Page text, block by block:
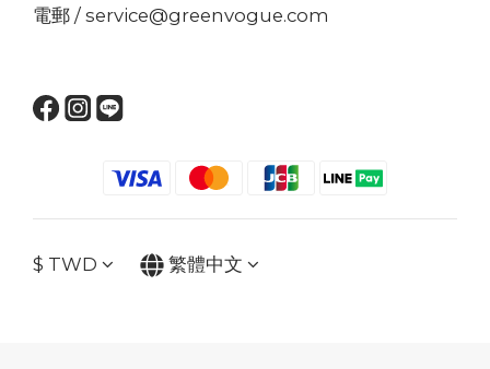
電郵 / service@greenvogue.com
$ TWD 繁體中文